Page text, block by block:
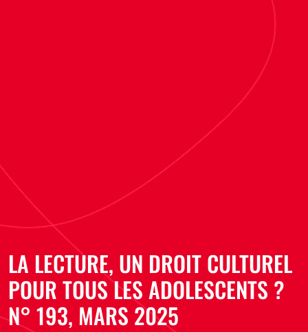
LA LECTURE, UN DROIT CULTUREL
POUR TOUS LES ADOLESCENTS ?
N° 193, MARS 2025